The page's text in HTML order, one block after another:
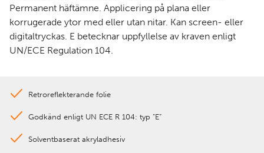
Permanent häftämne. Applicering på plana eller
korrugerade ytor med eller utan nitar. Kan screen- eller
digitaltryckas. E betecknar uppfyllelse av kraven enligt
UN/ECE Regulation 104.
Retroreflekterande folie
Godkänd enligt UN ECE R 104: typ ”E”
Solventbaserat akryladhesiv